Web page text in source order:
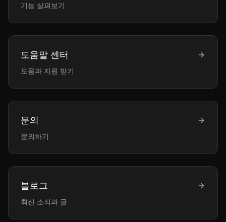
기능 살펴보기
도움말 센터
도움과 지원 받기
문의
문의하기
블로그
최신 소식과 글